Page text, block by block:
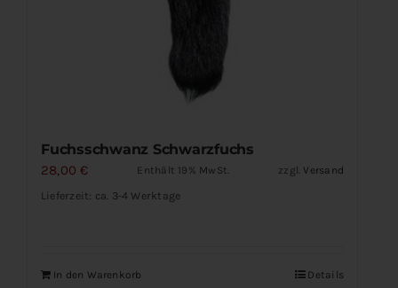
Fuchsschwanz Schwarzfuchs
28,00 € Enthält 19% MwSt. zzgl. Versand
Lieferzeit: ca. 3-4 Werktage
In den Warenkorb Details